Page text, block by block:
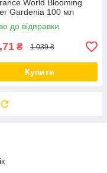
World Blooming
Gardenia 100 мл
до відправки
₴ 1 039 ₴
Купити